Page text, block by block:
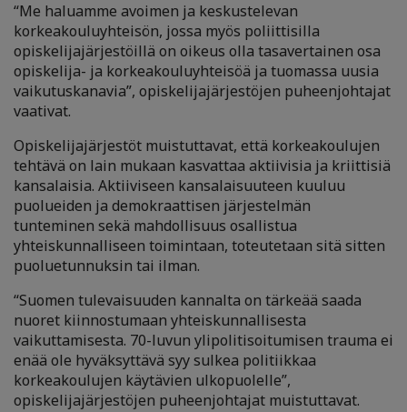
“Me haluamme avoimen ja keskustelevan
korkeakouluyhteisön, jossa myös poliittisilla
opiskelijajärjestöillä on oikeus olla tasavertainen osa
opiskelija- ja korkeakouluyhteisöä ja tuomassa uusia
vaikutuskanavia”, opiskelijajärjestöjen puheenjohtajat
vaativat.
Opiskelijajärjestöt muistuttavat, että korkeakoulujen
tehtävä on lain mukaan kasvattaa aktiivisia ja kriittisiä
kansalaisia. Aktiiviseen kansalaisuuteen kuuluu
puolueiden ja demokraattisen järjestelmän
tunteminen sekä mahdollisuus osallistua
yhteiskunnalliseen toimintaan, toteutetaan sitä sitten
puoluetunnuksin tai ilman.
“Suomen tulevaisuuden kannalta on tärkeää saada
nuoret kiinnostumaan yhteiskunnallisesta
vaikuttamisesta. 70-luvun ylipolitisoitumisen trauma ei
enää ole hyväksyttävä syy sulkea politiikkaa
korkeakoulujen käytävien ulkopuolelle”,
opiskelijajärjestöjen puheenjohtajat muistuttavat.